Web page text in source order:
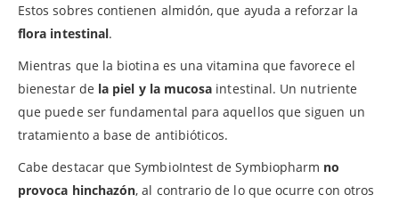
Estos sobres contienen almidón, que ayuda a reforzar la
flora intestinal.
Mientras que la biotina es una vitamina que favorece el
bienestar de la piel y la mucosa intestinal. Un nutriente
que puede ser fundamental para aquellos que siguen un
tratamiento a base de antibióticos.
Cabe destacar que SymbioIntest de Symbiopharm no
provoca hinchazón, al contrario de lo que ocurre con otros